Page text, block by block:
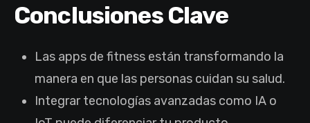
Conclusiones Clave
Las apps de fitness están transformando la
manera en que las personas cuidan su salud.
Integrar tecnologías avanzadas como IA o